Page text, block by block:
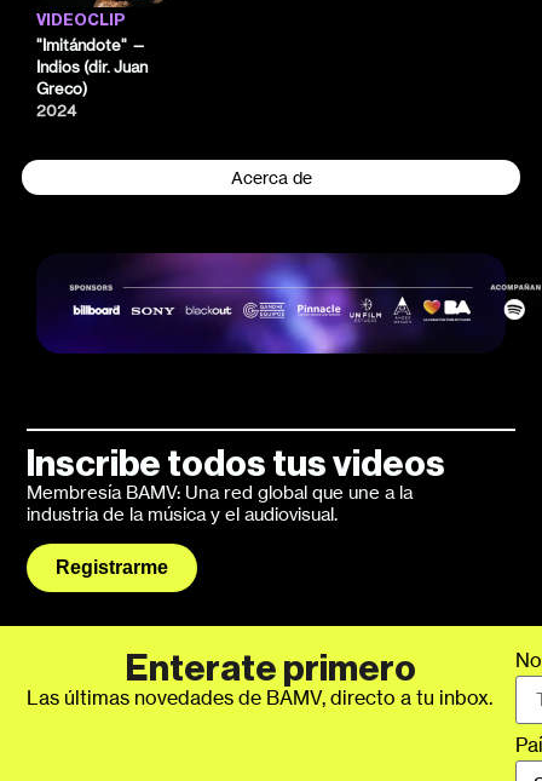
Acerca de
VIDEOCLIP
"Imitándote" —
Indios (dir. Juan
Greco)
2024
Inscribe todos tus videos
Membresía BAMV: Una red global que une a la
industria de la música y el audiovisual.
Registrarme
Enterate primero
Las últimas novedades de BAMV, directo a tu inbox.